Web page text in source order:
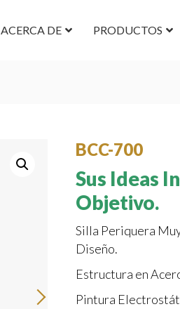
ACERCA DE PRODUCTOS
BCC-700
Sus Ideas
Objetivo.
Silla Periquera
Diseño.
Estructura en
Pintura